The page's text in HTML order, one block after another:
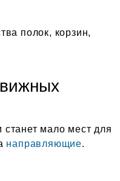
полок, корзин,
мало мест для
направляющие.